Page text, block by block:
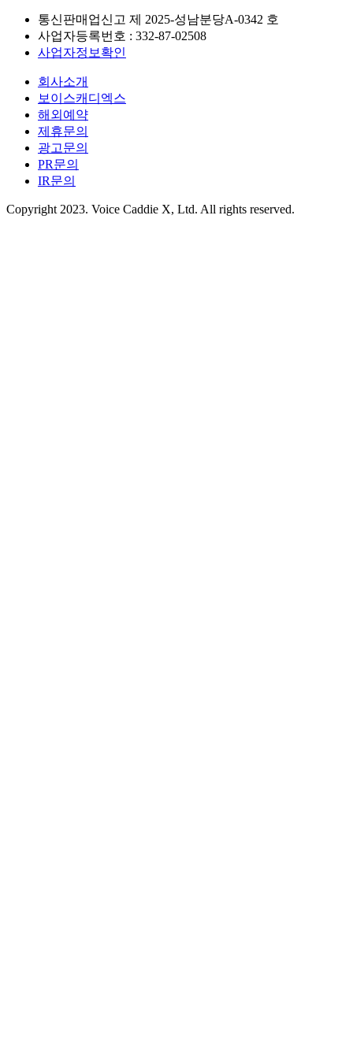
통신판매업신고 제 2025-성남분당A-0342 호
사업자등록번호 : 332-87-02508
사업자정보확인
회사소개
보이스캐디엑스
해외예약
제휴문의
광고문의
PR문의
IR문의
Copyright 2023. Voice Caddie X, Ltd. All rights reserved.